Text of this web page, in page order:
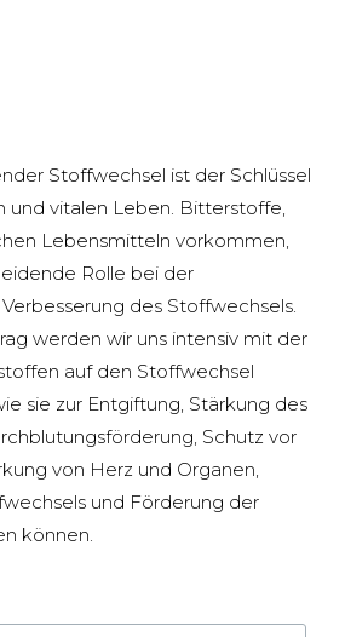
Stoffwechsel ist der Schlüssel
und vitalen Leben. Bitterstoffe,
Lebensmitteln vorkommen,
Rolle bei der
des Stoffwechsels.
werden wir uns intensiv mit der
auf den Stoffwechsel
sie zur Entgiftung, Stärkung des
Schutz vor
von Herz und Organen,
und Förderung der
können.